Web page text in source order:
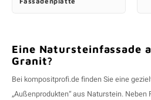
Eine Natursteinfassade
Granit?
Bei kompositprofi.de finden Sie eine
„Außenprodukten“ aus Naturstein. Neben